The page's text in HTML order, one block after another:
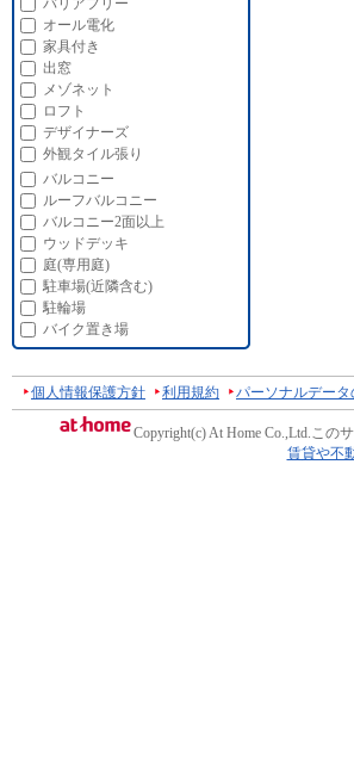
バリアフリー
オール電化
家具付き
出窓
メゾネット
ロフト
デザイナーズ
外観タイル張り
バルコニー
ルーフバルコニー
バルコニー2面以上
ウッドデッキ
庭(専用庭)
駐車場(近隣含む)
駐輪場
バイク置き場
個人情報保護方針 利用規約 パーソナルデー
Copyright(c) At Home Co.,Ltd.この
賃貸や不